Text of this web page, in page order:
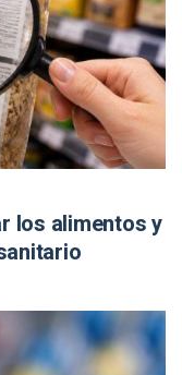
los alimentos y